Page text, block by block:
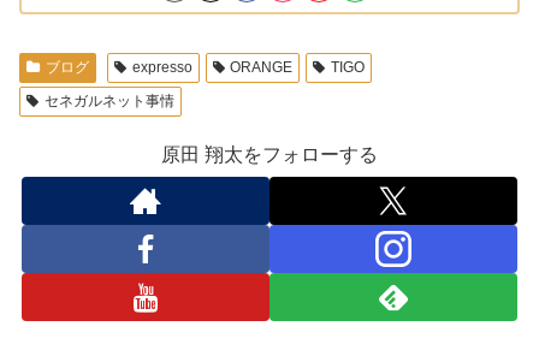
ブログ expresso ORANGE
TIGO
セネガルネット事情
原田 翔太をフォローする